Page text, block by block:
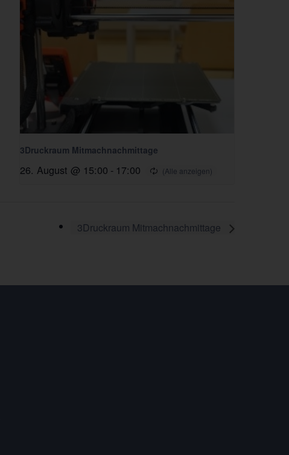
3Druckraum Mitmachnachmittage
26. August @ 15:00 - 17:00
3Druckraum Mitmachnachmittage